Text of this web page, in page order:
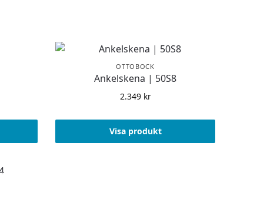
OTTOBOCK
Ankelskena | 50S8
2.349 kr
Visa produkt